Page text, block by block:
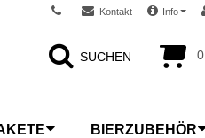
Kontakt Info
0
SUCHEN
BIERZUBEHÖR